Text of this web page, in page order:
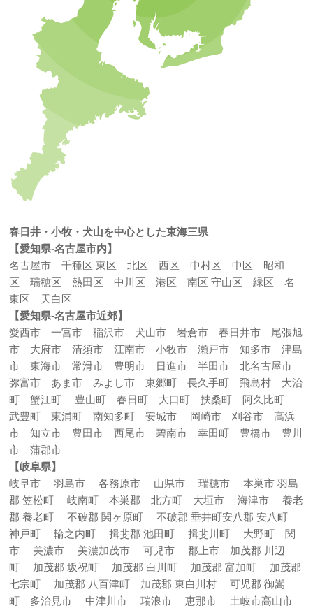
春日井・小牧・犬山を中心とした東海三県
【愛知県-名古屋市内】
名古屋市 千種区 東区 北区 西区 中村区 中区 昭和
区 瑞穂区 熱田区 中川区 港区 南区 守山区 緑区 名
東区 天白区
【愛知県-名古屋市近郊】
愛西市 一宮市 稲沢市 犬山市 岩倉市 春日井市 尾張旭
市 大府市 清須市 江南市 小牧市 瀬戸市 知多市 津島
市 東海市 常滑市 豊明市 日進市 半田市 北名古屋市
弥富市 あま市 みよし市 東郷町 長久手町 飛島村 大治
町 蟹江町 豊山町 春日町 大口町 扶桑町 阿久比町
武豊町 東浦町 南知多町 安城市 岡崎市 刈谷市 高浜
市 知立市 豊田市 西尾市 碧南市 幸田町 豊橋市 豊川
市 蒲郡市
【岐阜県】
岐阜市 羽島市 各務原市 山県市 瑞穂市 本巣市 羽島
郡 笠松町 岐南町 本巣郡 北方町 大垣市 海津市 養老
郡 養老町 不破郡 関ヶ原町 不破郡 垂井町安八郡 安八町
神戸町 輪之内町 揖斐郡 池田町 揖斐川町 大野町 関
市 美濃市 美濃加茂市 可児市 郡上市 加茂郡 川辺
町 加茂郡 坂祝町 加茂郡 白川町 加茂郡 富加町 加茂郡
七宗町 加茂郡 八百津町 加茂郡 東白川村 可児郡 御嵩
町 多治見市 中津川市 瑞浪市 恵那市 土岐市高山市